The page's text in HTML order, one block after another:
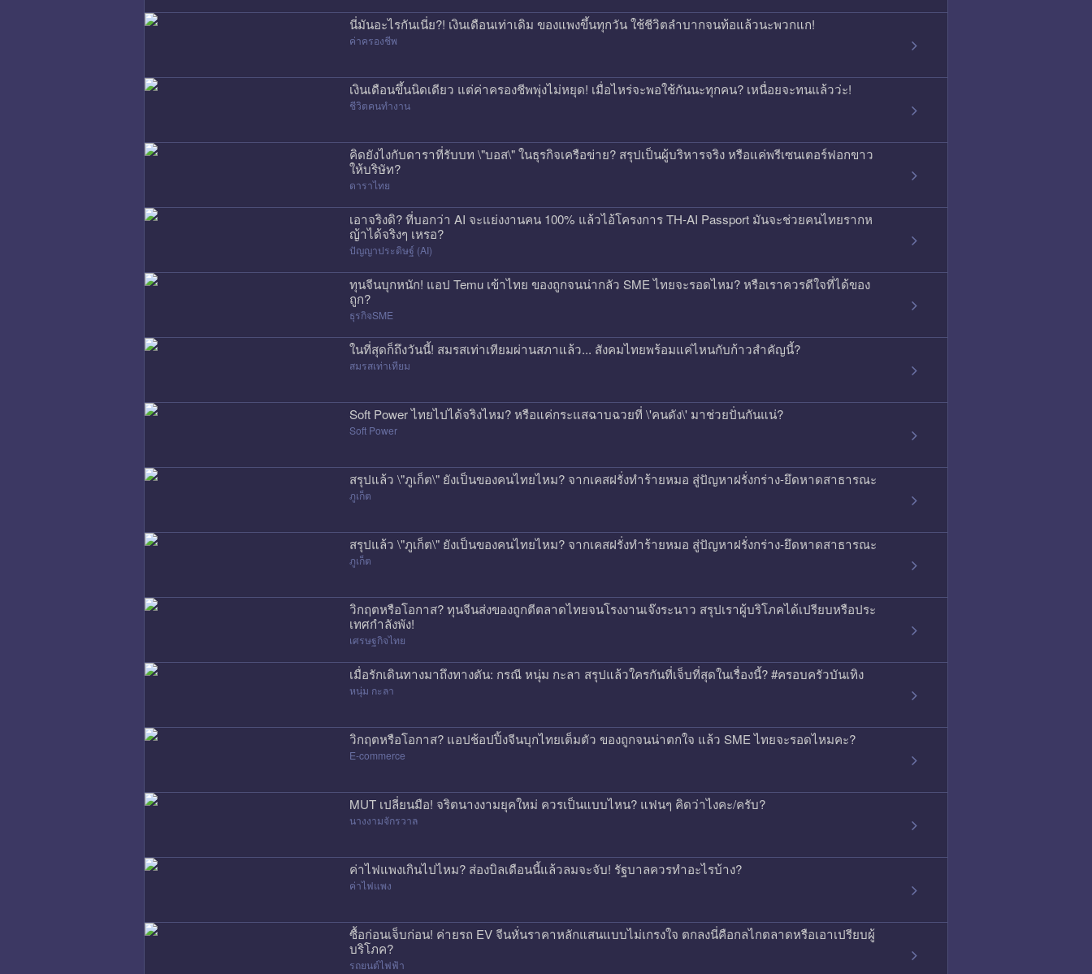
นี่มันอะไรกันเนี่ย?! เงินเดือนเท่าเดิม ของแพงขึ้นทุกวัน ใช้ชีวิตลำบากจนท้อแล้วนะพวกแก!
ค่าครองชีพ
เงินเดือนขึ้นนิดเดียว แต่ค่าครองชีพพุ่งไม่หยุด! เมื่อไหร่จะพอใช้กันนะทุกคน? เหนื่อยจะทนแล้วว่ะ!
ชีวิตคนทำงาน
คิดยังไงกับดาราที่รับบท \"บอส\" ในธุรกิจเครือข่าย? สรุปเป็นผู้บริหารจริง หรือแค่พรีเซนเตอร์ฟอกขาว
ให้บริษัท?
ดาราไทย
เอาจริงดิ? ที่บอกว่า AI จะแย่งงานคน 100% แล้วไอ้โครงการ TH-AI Passport มันจะช่วยคนไทยรากห
ญ้าได้จริงๆ เหรอ?
ปัญญาประดิษฐ์ (AI)
ทุนจีนบุกหนัก! แอป Temu เข้าไทย ของถูกจนน่ากลัว SME ไทยจะรอดไหม? หรือเราควรดีใจที่ได้ของ
ถูก?
ธุรกิจSME
ในที่สุดก็ถึงวันนี้! สมรสเท่าเทียมผ่านสภาแล้ว... สังคมไทยพร้อมแค่ไหนกับก้าวสำคัญนี้?
สมรสเท่าเทียม
Soft Power ไทยไปได้จริงไหม? หรือแค่กระแสฉาบฉวยที่ \'คนดัง\' มาช่วยปั่นกันแน่?
Soft Power
สรุปแล้ว \"ภูเก็ต\" ยังเป็นของคนไทยไหม? จากเคสฝรั่งทำร้ายหมอ สู่ปัญหาฝรั่งกร่าง-ยึดหาดสาธารณะ
ภูเก็ต
สรุปแล้ว \"ภูเก็ต\" ยังเป็นของคนไทยไหม? จากเคสฝรั่งทำร้ายหมอ สู่ปัญหาฝรั่งกร่าง-ยึดหาดสาธารณะ
ภูเก็ต
วิกฤตหรือโอกาส? ทุนจีนส่งของถูกตีตลาดไทยจนโรงงานเจ๊งระนาว สรุปเราผู้บริโภคได้เปรียบหรือประ
เทศกำลังพัง!
เศรษฐกิจไทย
เมื่อรักเดินทางมาถึงทางตัน: กรณี หนุ่ม กะลา สรุปแล้วใครกันที่เจ็บที่สุดในเรื่องนี้? #ครอบครัวบันเทิง
หนุ่ม กะลา
วิกฤตหรือโอกาส? แอปช้อปปิ้งจีนบุกไทยเต็มตัว ของถูกจนน่าตกใจ แล้ว SME ไทยจะรอดไหมคะ?
E-commerce
MUT เปลี่ยนมือ! จริตนางงามยุคใหม่ ควรเป็นแบบไหน? แฟนๆ คิดว่าไงคะ/ครับ?
นางงามจักรวาล
ค่าไฟแพงเกินไปไหม? ส่องบิลเดือนนี้แล้วลมจะจับ! รัฐบาลควรทำอะไรบ้าง?
ค่าไฟแพง
ซื้อก่อนเจ็บก่อน! ค่ายรถ EV จีนหั่นราคาหลักแสนแบบไม่เกรงใจ ตกลงนี่คือกลไกตลาดหรือเอาเปรียบผู้
บริโภค?
รถยนต์ไฟฟ้า